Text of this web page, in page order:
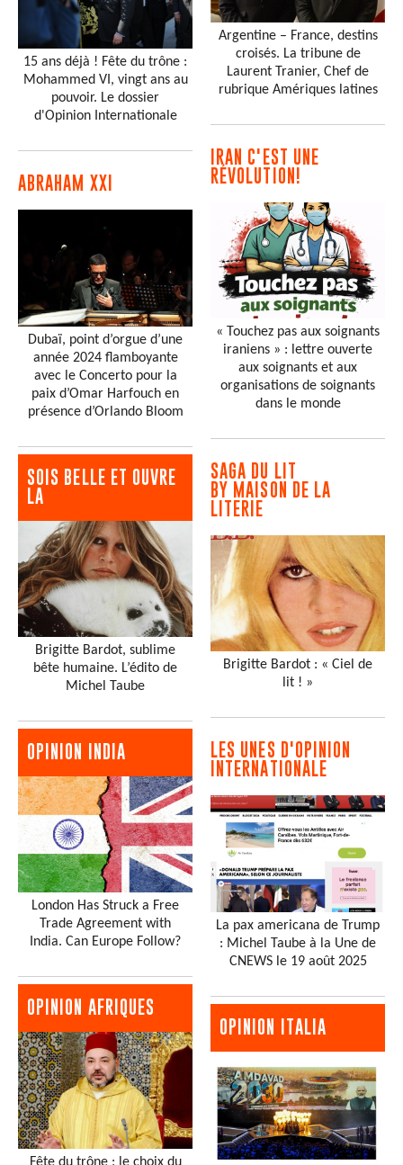
15 ans déjà ! Fête du trône :
Mohammed VI, vingt ans au
pouvoir. Le dossier
d'Opinion Internationale
ABRAHAM XXI
Dubaï, point d’orgue d’une
année 2024 flamboyante
avec le Concerto pour la
paix d’Omar Harfouch en
présence d’Orlando Bloom
SOIS BELLE ET OUVRE
LA
Brigitte Bardot, sublime
bête humaine. L’édito de
Michel Taube
OPINION INDIA
London Has Struck a Free
Trade Agreement with
India. Can Europe Follow?
OPINION AFRIQUES
Fête du trône : le choix du
Argentine – France, destins
croisés. La tribune de
Laurent Tranier, Chef de
rubrique Amériques latines
IRAN C'EST UNE
RÉVOLUTION!
« Touchez pas aux soignants
iraniens » : lettre ouverte
aux soignants et aux
organisations de soignants
dans le monde
SAGA DU LIT
BY MAISON DE LA
LITERIE
Brigitte Bardot : « Ciel de
lit ! »
LES UNES D'OPINION
INTERNATIONALE
La pax americana de Trump
: Michel Taube à la Une de
CNEWS le 19 août 2025
OPINION ITALIA